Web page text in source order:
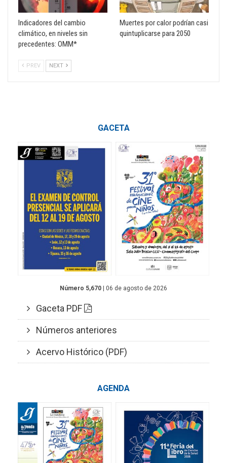
Indicadores del cambio
climático, en niveles sin
precedentes: OMM*
Muertes por calor podrían casi
quintuplicarse para 2050
PREV NEXT
GACETA
Número 5,670 | 06 de agosto de 2026
Gaceta PDF
Números anteriores
Acervo Histórico (PDF)
AGENDA